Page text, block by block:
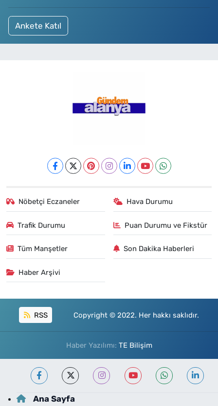
Ankete Katıl
Nöbetçi Eczaneler Hava Durumu
Trafik Durumu Puan Durumu ve Fikstür
Tüm Manşetler Son Dakika Haberleri
Haber Arşivi
RSS Copyright © 2022. Her hakkı saklıdır.
Haber Yazılımı: TE Bilişim
Ana Sayfa